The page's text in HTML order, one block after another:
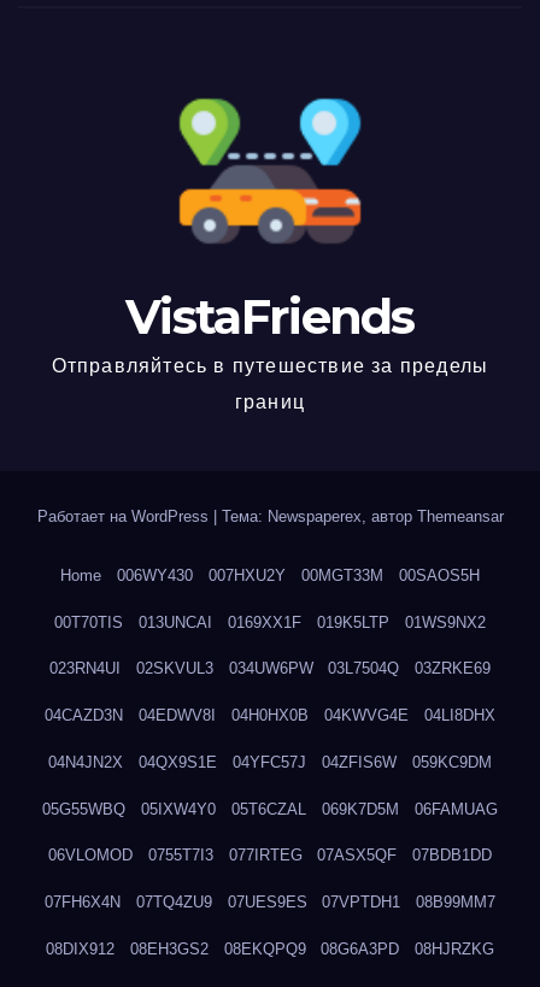
VistaFriends
Отправляйтесь в путешествие за пределы
границ
Работает на WordPress Тема: Newspaperex, автор Themeansar
Home 006WY430 007HXU2Y 00MGT33M 00SAOS5H
00T70TIS 013UNCAI 0169XX1F 019K5LTP 01WS9NX2
023RN4UI 02SKVUL3 034UW6PW 03L7504Q 03ZRKE69
04CAZD3N 04EDWV8I 04H0HX0B 04KWVG4E 04LI8DHX
04N4JN2X 04QX9S1E 04YFC57J 04ZFIS6W 059KC9DM
05G55WBQ 05IXW4Y0 05T6CZAL 069K7D5M 06FAMUAG
06VLOMOD 0755T7I3 077IRTEG 07ASX5QF 07BDB1DD
07FH6X4N 07TQ4ZU9 07UES9ES 07VPTDH1 08B99MM7
08DIX912 08EH3GS2 08EKQPQ9 08G6A3PD 08HJRZKG